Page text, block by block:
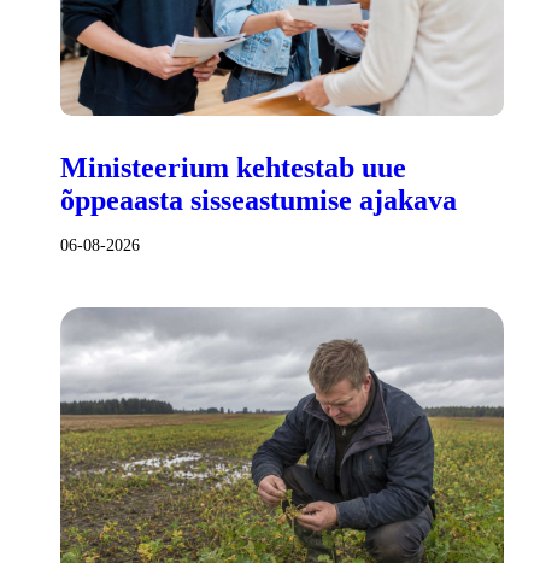
Ministeerium kehtestab uue
õppeaasta sisseastumise ajakava
06-08-2026